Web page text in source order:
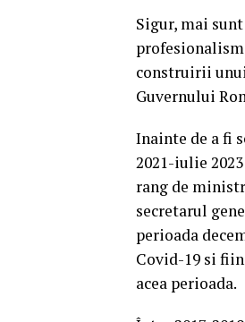
Sigur, mai
construirii
Guvernului
Inainte de a fi
2021-iulie
rang de
secretarul
perioada
Covid-19 si
acea perioada.